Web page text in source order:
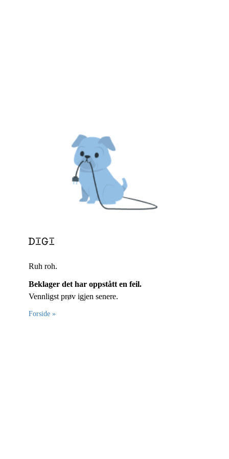
Ruh roh.
Beklager det har oppstått en feil.
Vennligst prøv igjen senere.
Forside »